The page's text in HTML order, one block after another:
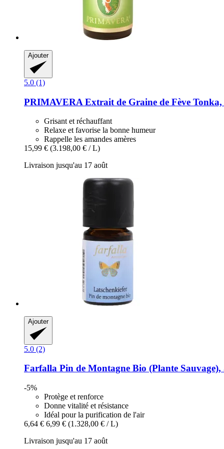
Ajouter
5.0 (1)
PRIMAVERA Extrait de Graine de Fève
Grisant et réchauffant
Relaxe et favorise la bonne humeur
Rappelle les amandes amères
15,99 € (3.198,00 € / L)
Livraison jusqu'au 17 août
Ajouter
5.0 (2)
Farfalla Pin de Montagne Bio (Plante Sauvage),
-5%
Protège et renforce
Donne vitalité et résistance
Idéal pour la purification de l'air
6,64 € 6,99 € (1.328,00 € / L)
Livraison jusqu'au 17 août